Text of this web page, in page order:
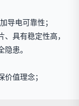
导电可靠性；
具有稳定性高，
患。
值理念；